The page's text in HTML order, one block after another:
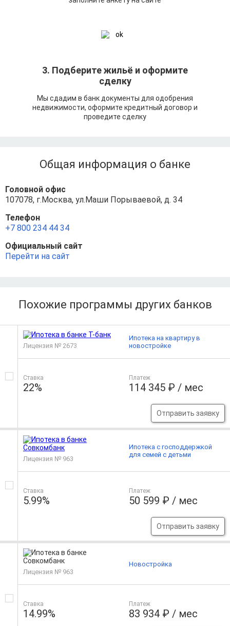
3. Подберите жильё и оформите
сделку
Мы сдадим в банк документы для одобрения
недвижимости, оформите кредитный договор и
проведите сделку
Общая информация о банке
Головной офис
107078, г.Москва, ул.Маши Порываевой, д. 34
Телефон
+7 800 234 44 34
Официальный сайт
Перейти на сайт
Похожие программы других банков
Лицензия № 2673
Ставка
22%
Платеж
114 345 ₽ / мес
Отправить заявку
Ипотека на квартиру в
новостройке
Лицензия № 963
Ставка
5.99%
Платеж
50 599 ₽ / мес
Отправить заявку
Ипотека с господдержкой
для семей с детьми
Лицензия № 963
Ставка
14.99%
Платеж
83 934 ₽ / мес
Новостройка